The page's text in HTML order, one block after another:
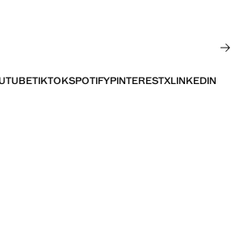
TIKTOKSPOTIFYPINTERESTXLINKEDIN